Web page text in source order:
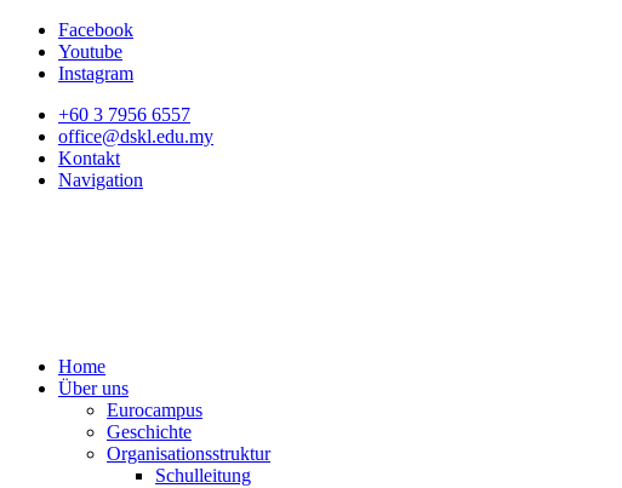
Facebook
Youtube
Instagram
+60 3 7956 6557
office@dskl.edu.my
Kontakt
Navigation
Home
Über uns
Eurocampus
Geschichte
Organisationsstruktur
Schulleitung